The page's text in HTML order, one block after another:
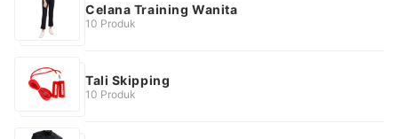
Celana Training Wanita
10 Produk
Tali Skipping
10 Produk